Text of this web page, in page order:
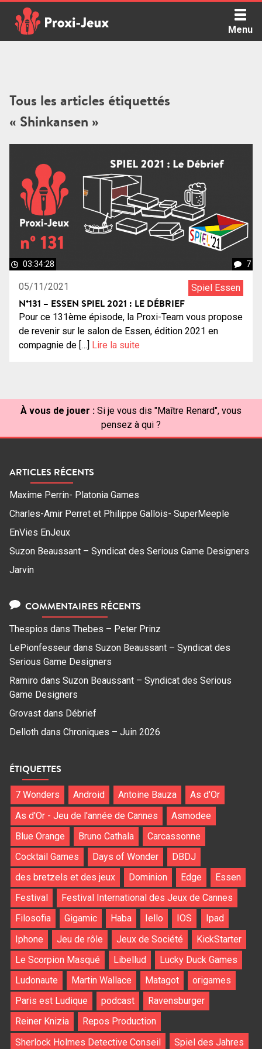
content
Menu
Tous les articles étiquettés
« Shinkansen »
03:34:28 7
05/11/2021 Spiel Essen
N°131 – ESSEN SPIEL 2021 : LE DÉBRIEF
Pour ce 131ème épisode, la Proxi-Team vous propose
de revenir sur le salon de Essen, édition 2021 en
compagnie de […] Lire la suite
À vous de jouer : Si je vous dis "Maître Renard", vous
pensez à qui ?
ARTICLES RÉCENTS
Maxime Perrin- Platonia Games
Charles-Amir Perret et Philippe Gallois- SuperMeeple
EnVies EnJeux
Suzon Beaussant – Syndicat des Serious Game Designers
Jarvin
COMMENTAIRES RÉCENTS
Thespios dans Thebes – Peter Prinz
LePionfesseur dans Suzon Beaussant – Syndicat des
Serious Game Designers
Ramiro dans Suzon Beaussant – Syndicat des Serious
Game Designers
Grovast dans Débrief
Delloth dans Chroniques – Juin 2026
ÉTIQUETTES
7 Wonders Android Antoine Bauza
As d'Or
As d'Or - Jeu de l'année de Cannes
Asmodee
Blue Orange
Bruno Cathala
Carcassonne
Cocktail Games
Days of Wonder
DBDJ
des bretzels et des jeux
Dominion Edge
Essen
Festival
Festival International des Jeux de Cannes
Filosofia
Gigamic Haba Iello IOS
Ipad
Iphone
Jeu de rôle Jeux de Société
KickStarter
Le Scorpion Masqué
Libellud
Lucky Duck Games
Ludonaute
Martin Wallace Matagot
origames
Paris est Ludique
podcast
Ravensburger
Reiner Knizia
Repos Production
Sherlock Holmes Detective Conseil
Spiel des Jahres